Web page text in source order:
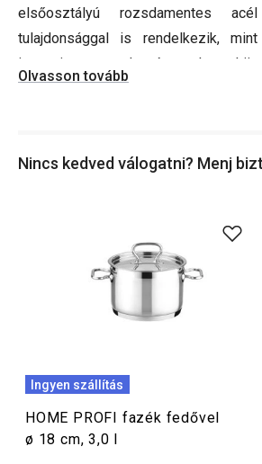
elsőosztályú rozsdamentes
tulajdonsággal is rendelkezik,
immunis a szagokra és az, hogy
Ezért minden modern
Legyen felkészülve, minden ínyenc
Olvasson tovább
Nincs kedved válogatni? Menj
Ingyen szállítás
HOME PROFI fazék fedővel
ø 18 cm, 3,0 l